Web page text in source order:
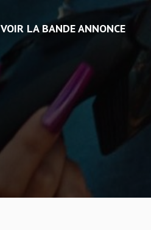
VOIR LA BANDE ANNONCE